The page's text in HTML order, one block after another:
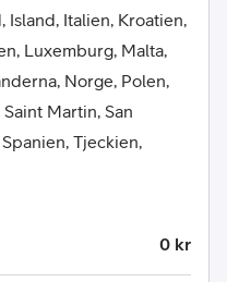
Island, Italien, Kroatien,
Luxemburg, Malta,
Norge, Polen,
Martin, San
Tjeckien,
0 kr